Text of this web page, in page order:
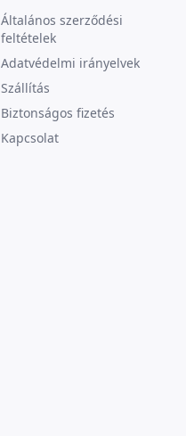
Általános szerződési
feltételek
Adatvédelmi irányelvek
Szállítás
Biztonságos fizetés
Kapcsolat